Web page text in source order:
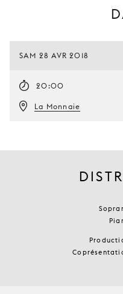
SAM 28 AVR 2018
20:00
La Monnaie